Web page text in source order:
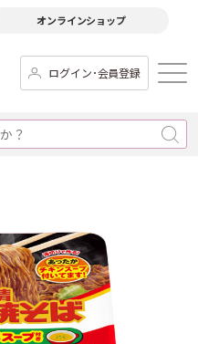
オンラインショップ
ログイン･会員登録